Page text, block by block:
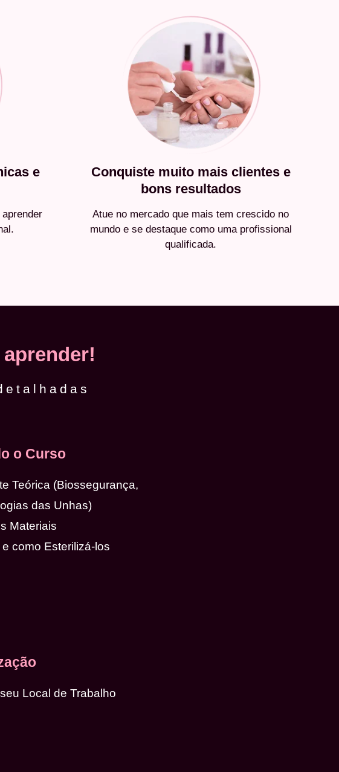
e
Conquiste muito mais clientes e
bons resultados
Atue no mercado que mais tem crescido no
mundo e se destaque como uma profissional
qualificada.
o Curso
Teórica (Biossegurança,
das Unhas)
Materiais
como Esterilizá-los
Local de Trabalho